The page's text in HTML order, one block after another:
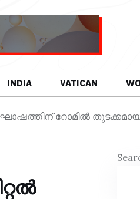
INDIA VATICAN
റോമിൽ